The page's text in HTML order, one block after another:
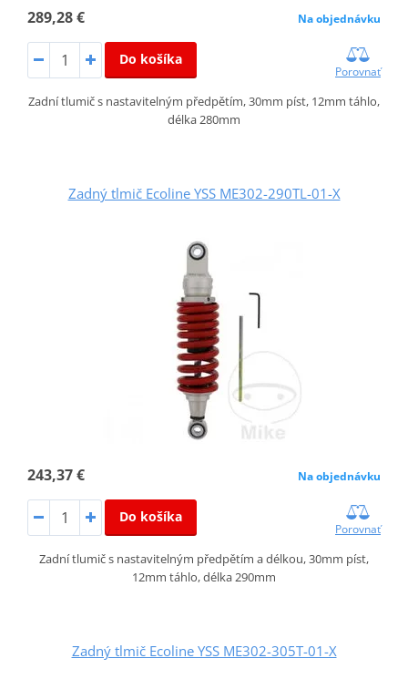
289,28 € Na objednávku
Do košíka
Porovnať
Zadní tlumič s nastavitelným předpětím, 30mm píst, 12mm táhlo,
délka 280mm
Zadný tlmič Ecoline YSS ME302-290TL-01-X
243,37 € Na objednávku
Do košíka
Porovnať
Zadní tlumič s nastavitelným předpětím a délkou, 30mm píst,
12mm táhlo, délka 290mm
Zadný tlmič Ecoline YSS ME302-305T-01-X